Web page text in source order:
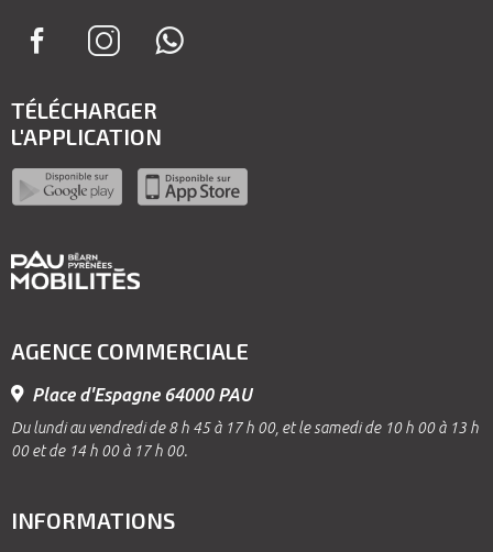
TÉLÉCHARGER
L'APPLICATION
AGENCE COMMERCIALE
Place d'Espagne 64000 PAU
Du lundi au vendredi de 8 h 45 à 17 h 00, et le samedi de 10 h 00 à 13 h
00 et de 14 h 00 à 17 h 00.
INFORMATIONS